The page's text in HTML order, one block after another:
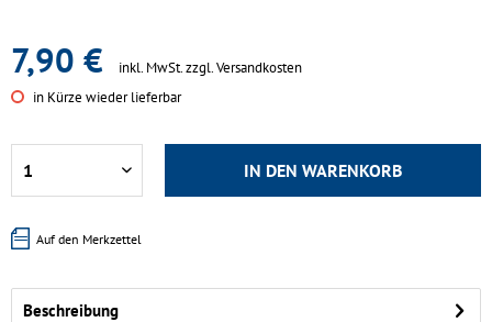
7,90 € inkl. MwSt.zzgl. Versandkosten
in Kürze wieder lieferbar
IN DEN WARENKORB
Auf den Merkzettel
Beschreibung